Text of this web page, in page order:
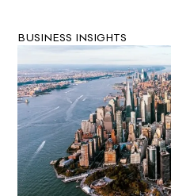
BUSINESS INSIGHTS